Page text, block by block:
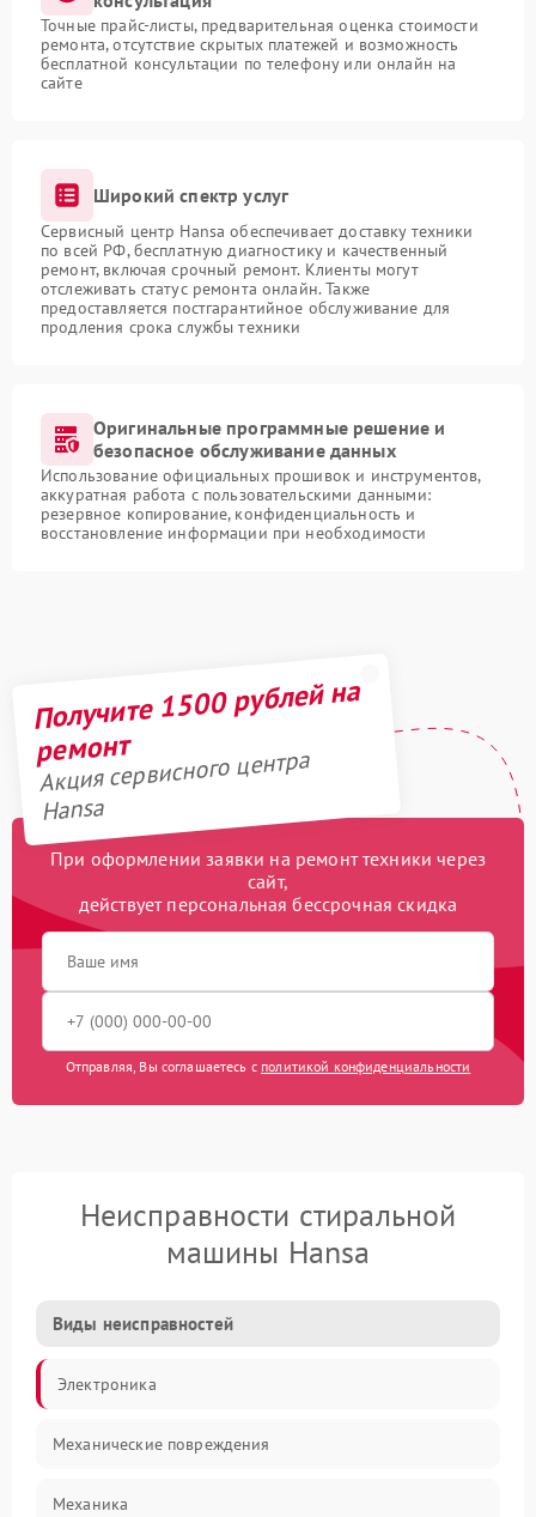
Точные прайс-листы, предварительная оценка стоимости
ремонта, отсутствие скрытых платежей и возможность
бесплатной консультации по телефону или онлайн на
сайте
Широкий спектр услуг
Сервисный центр Hansa обеспечивает доставку техники
по всей РФ, бесплатную диагностику и качественный
ремонт, включая срочный ремонт. Клиенты могут
отслеживать статус ремонта онлайн. Также
предоставляется постгарантийное обслуживание для
продления срока службы техники
Оригинальные программные решение и
безопасное обслуживание данных
Использование официальных прошивок и инструментов,
аккуратная работа с пользовательскими данными:
резервное копирование, конфиденциальность и
восстановление информации при необходимости
Получите 1500 рублей на
ремонт
Акция сервисного центра
Hansa
При оформлении заявки на ремонт техники через
сайт,
действует персональная бессрочная скидка
Отправляя, Вы соглашаетесь с политикой конфиденциальности
Неисправности стиральной
машины Hansa
Виды неисправностей
Электроника
Механические повреждения
Механика